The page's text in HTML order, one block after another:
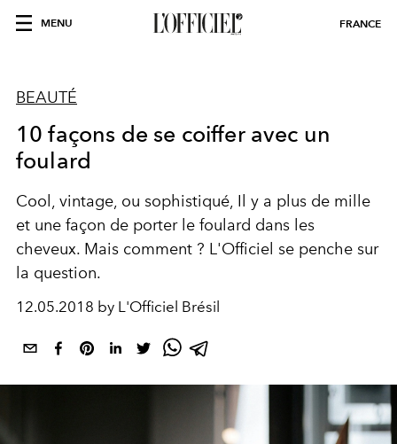
MENU FRANCE
BEAUTÉ
10 façons de se coiffer avec un
foulard
Cool, vintage, ou sophistiqué, Il y a plus de mille
et une façon de porter le foulard dans les
cheveux. Mais comment ? L'Officiel se penche sur
la question.
12.05.2018 by L'Officiel Brésil